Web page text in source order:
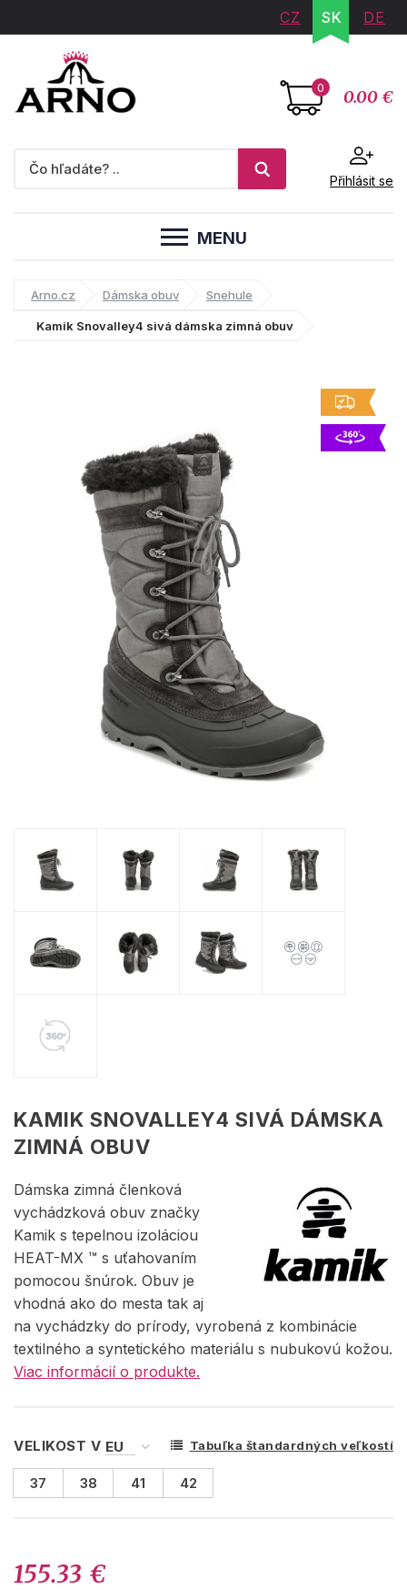
CZ SK DE
0 0.00 €
Přihlásit se
MENU
Arno.cz Dámska obuv Snehule
Kamik Snovalley4 sivá dámska zimná obuv
KAMIK SNOVALLEY4 SIVÁ DÁMSKA
ZIMNÁ OBUV
Dámska zimná členková
vychádzková obuv značky
Kamik s tepelnou izoláciou
HEAT-MX ™ s uťahovaním
pomocou šnúrok. Obuv je
vhodná ako do mesta tak aj
na vychádzky do prírody, vyrobená z kombinácie
textilného a syntetického materiálu s nubukovú kožou.
Viac informácií o produkte.
VELIKOST V Tabuľka štandardných veľkostí
37 38 41 42
155.33 €